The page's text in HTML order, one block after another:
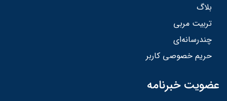
بلاگ
تربیت مربی
چندرسانه‌ای
حریم خصوصی کاربر
عضویت خبرنامه